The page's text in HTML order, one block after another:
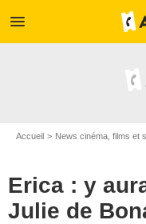
menu
Accueil News cinéma, films et
Erica : y
Julie de